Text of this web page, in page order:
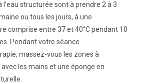
l’eau structurée sont à prendre 2 à 3
ou tous les jours, à une
comprise entre 37 et 40°C pendant 10
Pendant votre séance
massez-vous les zones à
les mains et une éponge en